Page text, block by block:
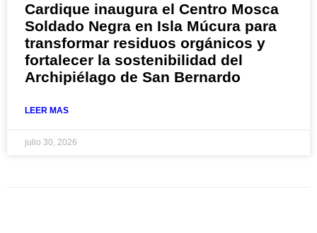
Cardique inaugura el Centro Mosca
Soldado Negra en Isla Múcura para
transformar residuos orgánicos y
fortalecer la sostenibilidad del
Archipiélago de San Bernardo
LEER MAS
julio 30, 2026